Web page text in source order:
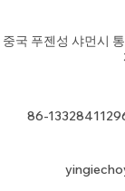
중국 푸젠성 샤먼시
86-